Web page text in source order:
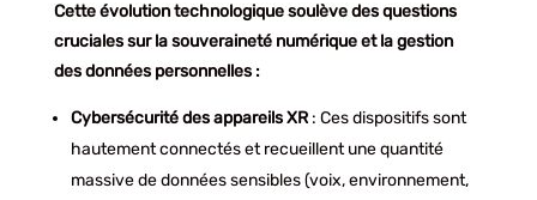
Cette évolution technologique soulève des questions
cruciales sur la souveraineté numérique et la gestion
des données personnelles :
Cybersécurité des appareils XR: Ces dispositifs sont
hautement connectés et recueillent une quantité
massive de données sensibles (voix, environnement,